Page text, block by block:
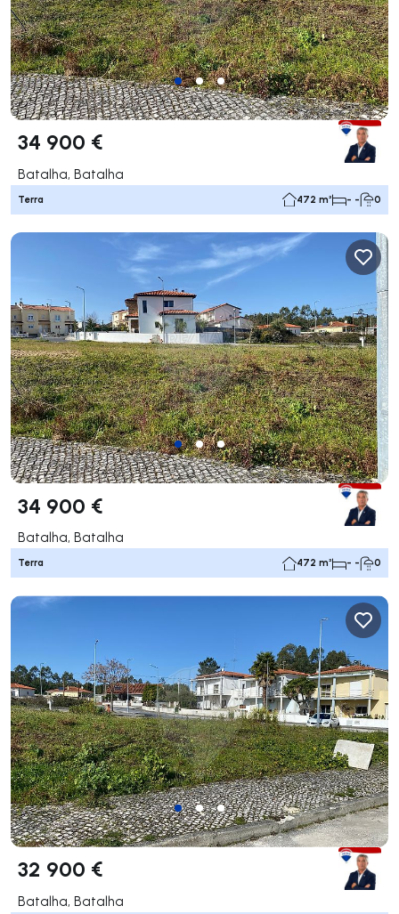
34 900 €
Batalha, Batalha
Terra 472 m² - - 0
34 900 €
Batalha, Batalha
Terra 472 m² - - 0
32 900 €
Batalha, Batalha